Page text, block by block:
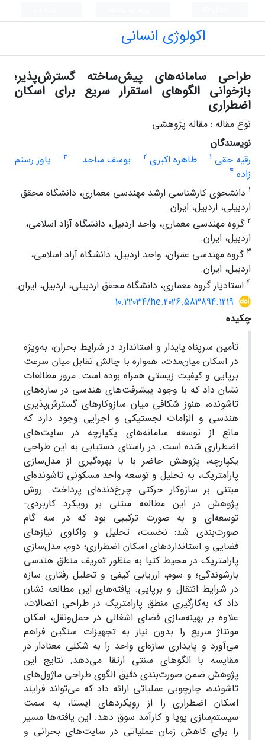
اکولوژی انسانی
طراحی سامانه‌های پیش‌ساخته گسترش‌پذیر؛
بازخوانی الگوهای استقرار سریع برای اسکان
اضطراری
نوع مقاله : مقاله پژوهشی
نویسندگان
رقیه حقی 1 طاهره اکبری 2 یوسف ساجد 3
یاور رستم
زاده 4
1 دانشجوی کارشناسی ارشد مهندسی معماری، دانشگاه محقق
اردبیلی، اردبیل، ایران.
2 گروه مهندسی معماری، واحد اردبیل، دانشگاه آزاد اسلامی،
اردبیل، ایران.
3 گروه مهندسی عمران، واحد اردبیل، دانشگاه آزاد اسلامی،
اردبیل، ایران.
4 استادیار گروه معماری، دانشگاه محقق اردبیلی، اردبیل، ایران.
10.22034/he.2026.583894.1219
چکیده
تأمین سرپناه پایدار و استاندارد در شرایط بحران، به‌ویژه
در اسکان میان‌مدت، همواره با چالش تقابل میان سرعت
برپایی و کیفیت زیستی همراه بوده است. مرور مطالعات
نشان داد که با وجود پیشرفت‌های هندسی در سازه‌های
تاشونده، هنوز شکافی میان سازوکارهای گسترش‌پذیری
هندسی و الزامات لجستیکی و اجرایی وجود دارد که
مانع از توسعه سامانه‌های یکپارچه در سایت‌های
اضطراری شده است. در راستای دستیابی به این طراحی
یکپارچه، پژوهش حاضر با با بهره‌گیری از مدل‌سازی
پارامتریک، به تحلیل و توسعه واحد مسکونی تاشونده‌ای
مبتنی بر سازوکار حرکتی چرخ‌دنده‌ای پرداخت. روش
پژوهش در این مطالعه مبتنی بر رویکرد کاربردی-
توسعه‌ای و به صورت ترکیبی بود که در سه گام
صورت‌بندی شد: نخست، تحلیل و واکاوی نیازهای
فضایی و استانداردهای اسکان اضطراری؛ دوم، مدل‌سازی
پارامتریک در محیط کتیا به منظور تعریف منطق هندسی
بازشوندگی؛ و سوم، ارزیابی کیفی و تحلیل رفتاری سازه
در شرایط انتقال و برپایی. یافته‌های این مطالعه نشان
داد که به‌کارگیری منطق پارامتریک در طراحی اتصالات،
علاوه بر بهینه‌سازی فضای اشغالی در حمل‌ونقل، امکان
مونتاژ سریع را بدون نیاز به تجهیزات سنگین فراهم
می‌آورد و پایداری سازه‌ای واحد را به شکلی معنادار در
مقایسه با الگوهای سنتی ارتقا می‌دهد. نتایج این
پژوهش ضمن صورت‌بندی دقیق الگوی طراحی ماژول‌های
تاشونده، چارچوبی عملیاتی ارائه داد که می‌تواند فرایند
اسکان اضطراری را از رویکردهای ایستا، به سمت
سیستم‌سازی پویا و کارآمد سوق دهد. این یافته‌ها مسیر
را برای کاهش زمان عملیاتی در سایت‌های بحرانی و